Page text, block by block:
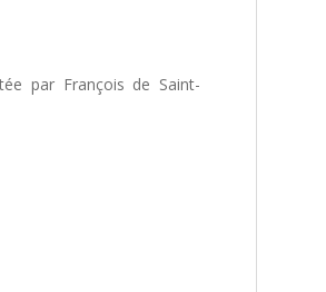
par François de Saint-